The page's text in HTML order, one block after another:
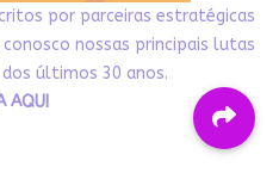
por parceiras estratégicas
conosco nossas principais lutas
últimos 30 anos.
AQUI